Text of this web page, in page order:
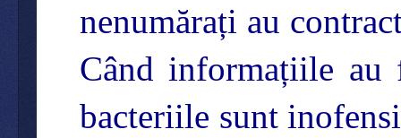
nenumărați au
Când informațiile au
bacteriile sunt